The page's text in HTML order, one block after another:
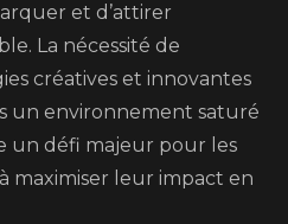
et d’attirer
La nécessité de
créatives et innovantes
un environnement saturé
un défi majeur pour les
maximiser leur impact en